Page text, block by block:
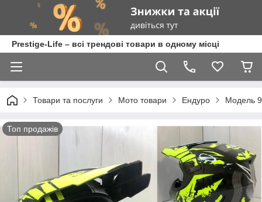
Prestige-Life – всі трендові товари в одному місці
Товари та послуги Мото товари Ендуро Модель
Топ продажів